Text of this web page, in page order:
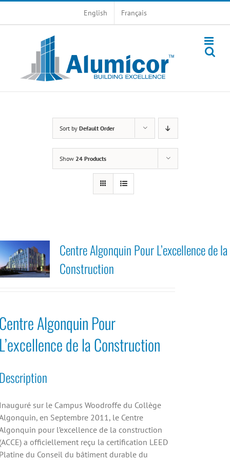
English Français
Sort by Default Order
Show 24 Products
Centre Algonquin Pour L’excellence de la
Construction
Algonquin Pour
de la Construction
sur le Campus Woodroffe du Collège
en Septembre 2011, le Centre
pour l’excellence de la construction
a officiellement reçu la certification LEED
du Conseil du bâtiment durable du